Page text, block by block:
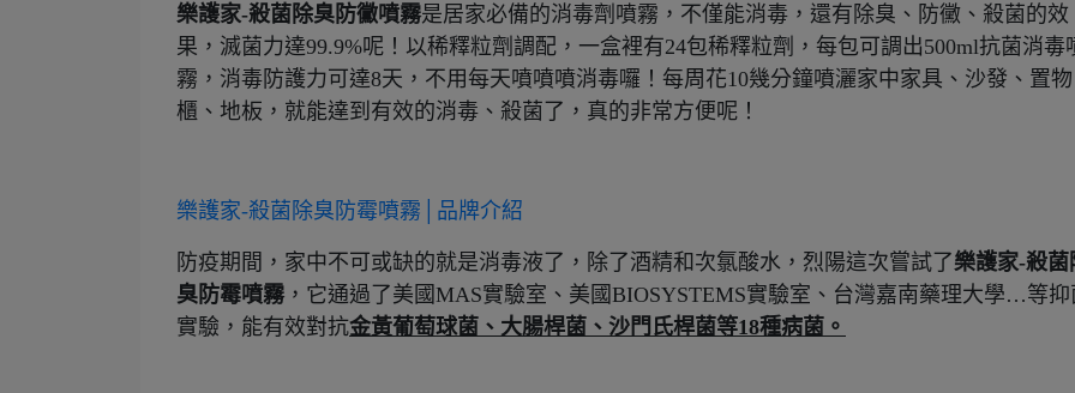
樂護家-殺菌除臭防黴噴霧是居家必備的消毒劑噴霧，不僅能消毒，還有除臭、防黴、殺菌的效
果，滅菌力達99.9%呢！以稀釋粒劑調配，一盒裡有24包稀釋粒劑，每包可調出500ml抗菌消毒
霧，消毒防護力可達8天，不用每天噴噴噴消毒囉！每周花10幾分鐘噴灑家中家具、沙發、置物
櫃、地板，就能達到有效的消毒、殺菌了，真的非常方便呢！
樂護家-殺菌除臭防霉噴霧│品牌介紹
防疫期間，家中不可或缺的就是消毒液了，除了酒精和次氯酸水，烈陽這次嘗試了樂護家-殺菌
臭防霉噴霧 ，它通過了美國MAS實驗室、美國BIOSYSTEMS實驗室、台灣嘉南藥理大學…等抑
實驗，能有效對抗金黃葡萄球菌、大腸桿菌、沙門氏桿菌等18種病菌。